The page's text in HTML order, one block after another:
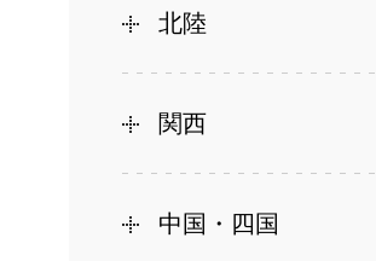
北陸
関西
中国・四国